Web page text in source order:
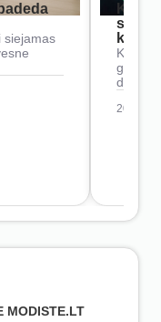
siejamas
Kaip
2026-
MODISTE.LT